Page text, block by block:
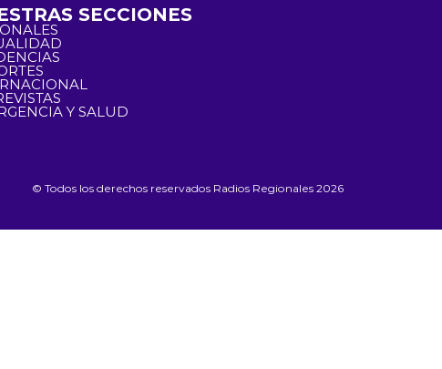
SECCIONES
Y SALUD
© Todos los derechos reservados Radios Regionales 2026